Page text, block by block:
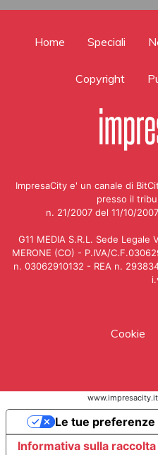
Home Speciali
Copyright
ImpresaCity e' un canale di
presso il
n. 21/2007 del 11/10/
G11 MEDIA S.R.L. Sede Legale
MERONE (CO) - P.IVA/
n. 03062910132 - REA n.
Cookie
Informativa sulla raccolta
Le tue preferenze